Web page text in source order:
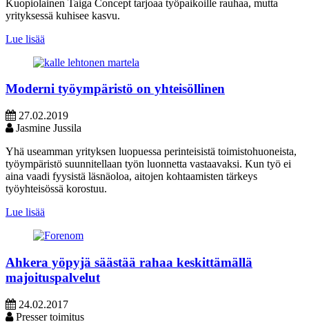
Kuopiolainen Taiga Concept tarjoaa työpaikoille rauhaa, mutta
yrityksessä kuhisee kasvu.
Lue lisää
Moderni työympäristö on yhteisöllinen
27.02.2019
Jasmine Jussila
Yhä useamman yrityksen luopuessa perinteisistä toimistohuoneista,
työympäristö suunnitellaan työn luonnetta vastaavaksi. Kun työ ei
aina vaadi fyysistä läsnäoloa, aitojen kohtaamisten tärkeys
työyhteisössä korostuu.
Lue lisää
Ahkera yöpyjä säästää rahaa keskittämällä
majoituspalvelut
24.02.2017
Presser toimitus